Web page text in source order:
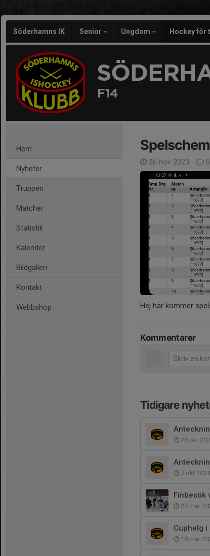
Söderhamns IK Senior Ungdom Hockey för
F14
Hem
Nyheter
Truppen
Matcher
Statistik
Kalender
Bildgalleri
Kontakt
Webbshop
26 nov 2023
Hej här kommer
Kommentarer
Tidigare
28 okt
7 okt 2024
Finbesök
27 mar
Cuphelg
18 mar